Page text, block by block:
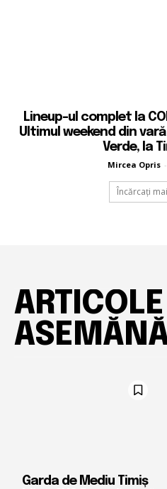
Lineup-ul complet la
Ultimul weekend din
Verde, la
Mircea Opris -
Încărcați
ARTICOLE
Garda de Mediu Timiș